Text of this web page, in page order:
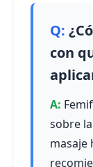
con
sobre
masaje